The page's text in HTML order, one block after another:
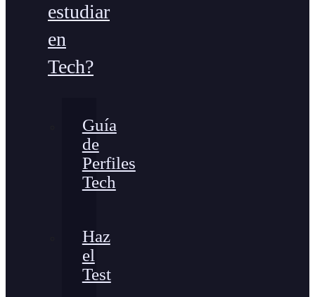
estudiar
en
Tech?
Guía
de
Perfiles
Tech
Haz
el
Test